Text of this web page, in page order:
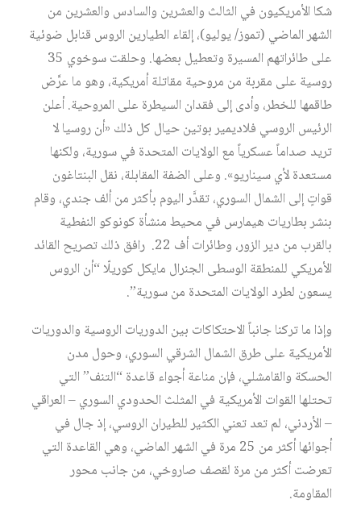
شكا الأمريكيون في الثالث والعشرين والسادس والعشرين من
الشهر الماضي (تموز/ يوليو)، إلقاء الطيارين الروس قنابل ضوئية
على طائراتهم المسيرة وتعطيل بعضها. وحلقت سوخوي 35
روسية على مقربة من مروحية مقاتلة أمريكية، وهو ما عرَّض
طاقمها للخطر، وأدى إلى فقدان السيطرة على المروحية. أعلن
الرئيس الروسي فلاديمير بوتين حيال كل ذلك «أن روسيا لا
تريد صداماً عسكرياً مع الولايات المتحدة في سورية، ولكنها
مستعدة لأي سيناريو». وعلى الضفة المقابلة، نقل البنتاغون
قواتٍ إلى الشمال السوري، تقدَّر اليوم بأكثر من ألف جندي، وقام
بنشر بطاريات هيمارس في محيط منشأة كونوكو النفطية
بالقرب من دير الزور، وطائرات أف 22. رافق ذلك تصريح القائد
الأمريكي للمنطقة الوسطى الجنرال مايكل كوريلّا “أن الروس
يسعون لطرد الولايات المتحدة من سورية”.
وإذا ما تركنا جانباً الاحتكاكات بين الدوريات الروسية والدوريات
الأمريكية على طرق الشمال الشرقي السوري، وحول مدن
الحسكة والقامشلي، فإن مناعة أجواء قاعدة “التنف” التي
تحتلها القوات الأمريكية في المثلث الحدودي السوري – العراقي
– الأردني، لم تعد تعني الكثير للطيران الروسي، إذ جال في
أجوائها أكثر من 25 مرة في الشهر الماضي، وهي القاعدة التي
تعرضت أكثر من مرة لقصف صاروخي، من جانب محور
المقاومة.